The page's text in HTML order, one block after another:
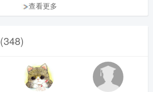
查看更多
(348)